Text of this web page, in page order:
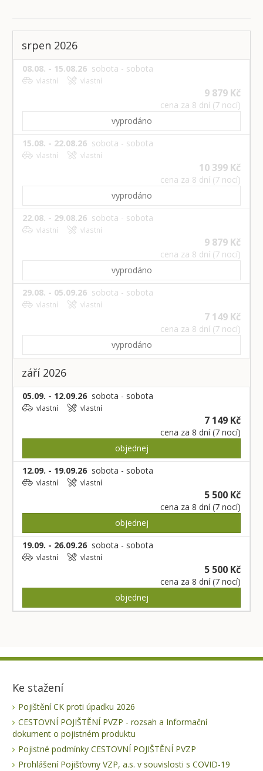
srpen 2026
08.08. - 15.08.26 sobota - sobota
vlastní vlastní
9 879 Kč
cena za 8 dní (7 nocí)
vyprodáno
15.08. - 22.08.26 sobota - sobota
vlastní vlastní
10 399 Kč
cena za 8 dní (7 nocí)
vyprodáno
22.08. - 29.08.26 sobota - sobota
vlastní vlastní
9 879 Kč
cena za 8 dní (7 nocí)
vyprodáno
29.08. - 05.09.26 sobota - sobota
vlastní vlastní
7 149 Kč
cena za 8 dní (7 nocí)
vyprodáno
září 2026
05.09. - 12.09.26 sobota - sobota
vlastní vlastní
7 149 Kč
cena za 8 dní (7 nocí)
objednej
12.09. - 19.09.26 sobota - sobota
vlastní vlastní
5 500 Kč
cena za 8 dní (7 nocí)
objednej
19.09. - 26.09.26 sobota - sobota
vlastní vlastní
5 500 Kč
cena za 8 dní (7 nocí)
objednej
Ke stažení
Pojištění CK proti úpadku 2026
CESTOVNÍ POJIŠTĚNÍ PVZP - rozsah a Informační
dokument o pojistném produktu
Pojistné podmínky CESTOVNÍ POJIŠTĚNÍ PVZP
Prohlášení Pojišťovny VZP, a.s. v souvislosti s COVID-19